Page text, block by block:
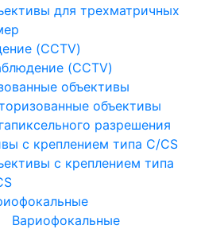
для трехматричных
(CCTV)
(CCTV)
объективы
объективы
разрешения
с креплением типа C/CS
с креплением типа
Вариофокальные